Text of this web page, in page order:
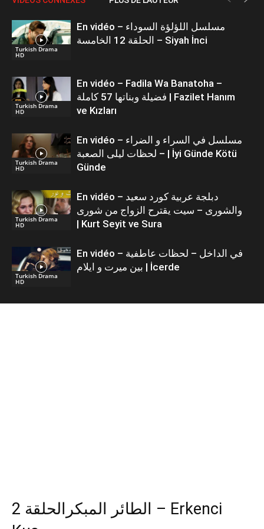
Turkish Drama
HD
En vidéo – مسلسل اللؤلؤة السوداء
الحلقة 12 الخامسة – Siyah İnci
Turkish Drama
HD
En vidéo – Fadila Wa Banatoha –
فضيلة وبناتها 57 كاملة | Fazilet Hanım
ve Kızları
Turkish Drama
HD
En vidéo – مسلسل في السراء و الضراء
– لحظات ليلى الصعبة | İyi Günde Kötü
Günde
Turkish Drama
HD
En vidéo – دبلجة عربية كورد سعيد
والشورى – سيت يقترح الزواج من شورى
| Kurt Seyit ve Sura
Turkish Drama
HD
En vidéo – في الداخل – لحظات عاطفية
بين ميرت و ايلام | İcerde
الطائر المبكرالحلقة 2 – Erkenci